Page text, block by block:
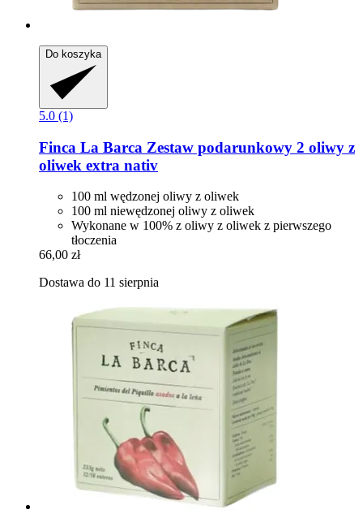
Do koszyka
5.0 (1)
Finca La Barca Zestaw podarunkowy 2 oliwy z
oliwek extra nativ
100 ml wędzonej oliwy z oliwek
100 ml niewędzonej oliwy z oliwek
Wykonane w 100% z oliwy z oliwek z pierwszego
tłoczenia
66,00 zł
Dostawa do 11 sierpnia